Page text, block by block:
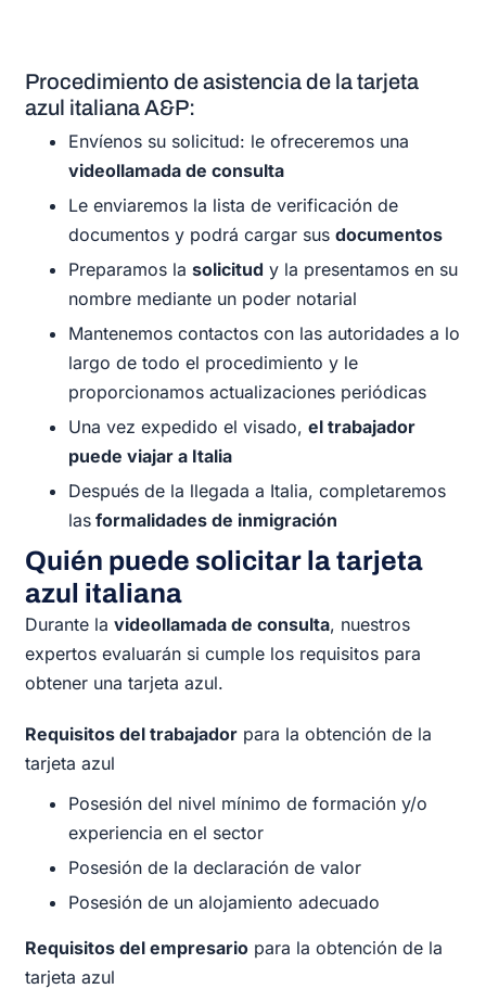
Procedimiento de asistencia de la tarjeta
azul italiana A&P:
Envíenos su solicitud: le ofreceremos una
videollamada de consulta
Le enviaremos la lista de verificación de
documentos y podrá cargar susdocumentos
Preparamos lasolicitud y la presentamos en su
nombre mediante un poder notarial
Mantenemos contactos con las autoridades a lo
largo de todo el procedimiento y le
proporcionamos actualizaciones periódicas
Una vez expedido el visado,el trabajador
puede viajar a Italia
Después de la llegada a Italia, completaremos
las formalidades de inmigración
Quién puede solicitar la tarjeta
azul italiana
Durante lavideollamada de consulta, nuestros
expertos evaluarán si cumple los requisitos para
obtener una tarjeta azul.
Requisitos del trabajador para la obtención de la
tarjeta azul
Posesión del nivel mínimo de formación y/o
experiencia en el sector
Posesión de la declaración de valor
Posesión de un alojamiento adecuado
Requisitos del empresario para la obtención de la
tarjeta azul